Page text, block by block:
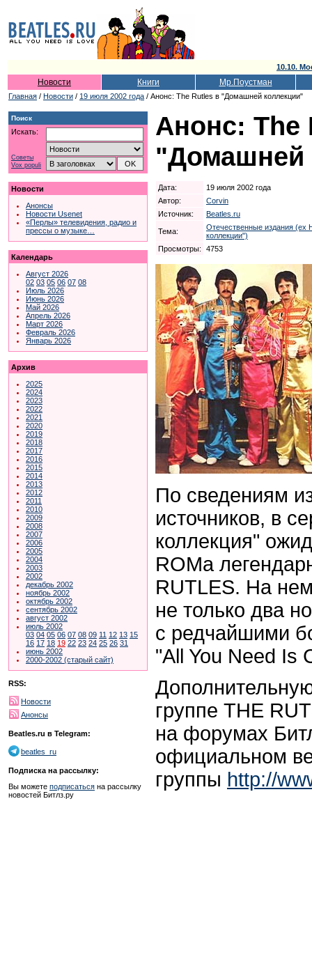
10.10.
Новости Книги Мр.Поустман
Главная / Новости / 19 июля 2002 года / Анонс: The Rutles в "Домашней коллекции"
Поиск
Искать:
Советы
Vox populi
Новости
Анонсы
Новости Usenet
«Перлы» телевидения, радио и
прессы о музыке…
Календарь
Август 2026
02 03 05 06 07 08
Июль 2026
Июнь 2026
Май 2026
Апрель 2026
Март 2026
Февраль 2026
Январь 2026
Архив
2025
2024
2023
2022
2021
2020
2019
2018
2017
2016
2015
2014
2013
2012
2011
2010
2009
2008
2007
2006
2005
2004
2003
2002
декабрь 2002
ноябрь 2002
октябрь 2002
сентябрь 2002
август 2002
июль 2002
03 04 05 06 07 08 09 11 12 13 15
16 17 18 19 22 23 24 25 26 31
июнь 2002
2000-2002 (старый сайт)
RSS:
Новости
Анонсы
Beatles.ru в Telegram:
beatles_ru
Подписка на рассылку:
Вы можете подписаться на рассылку
новостей Битлз.ру
Анонс: The
"Домашней
Дата:
19 июля 2002 года
Автор:
Corvin
Источник:
Beatles.ru
Тема:
Отечественные издания (ex
коллекции")
Просмотры:
4753
По сведениям
источников, в
коллекция"
ROMа
RUTLES. На
не только два
с редчайшими
"All You Need Is
группе THE
на форумах
официальном
группы http://